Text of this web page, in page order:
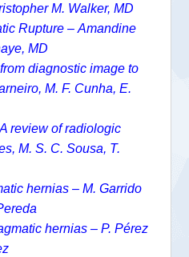
M. Walker, MD
Rupture –Amandine
MD
diagnostic image to
M. F. Cunha, E.
review of radiologic
M. S. C. Sousa, T.
hernias – M. Garrido
hernias – P. Pérez